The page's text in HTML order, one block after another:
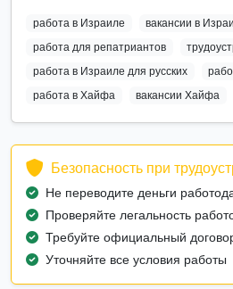
работа в Израиле
вакансии в
работа для репатриантов
работа в Израиле для русских
работа в Хайфа
вакансии Хайфа
Безопасность при
Не переводите деньги
Проверяйте легальность
Требуйте официальный
Уточняйте все условия работы